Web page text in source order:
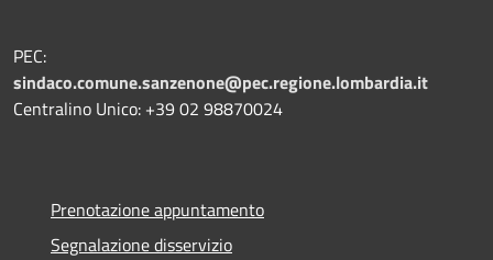
PEC:
sindaco.comune.sanzenone@pec.regione.lombardia.it
Centralino Unico: +39 02 98870024
Prenotazione appuntamento
Segnalazione disservizio